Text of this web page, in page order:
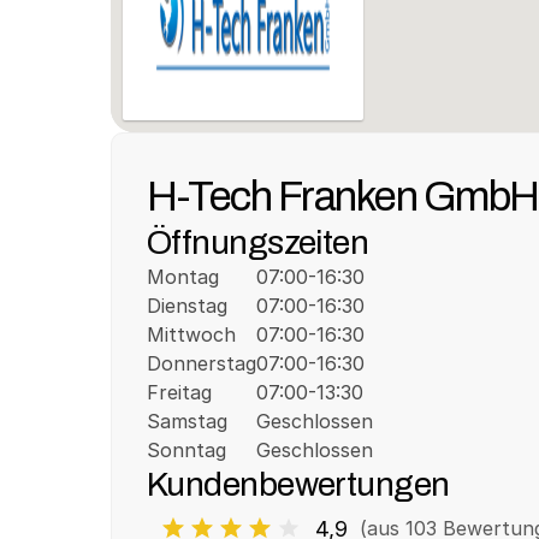
H-Tech Franken GmbH
Öffnungszeiten
Montag
Dienstag
Mittwoch
Donnerstag
Freitag
Samstag
Sonntag
07:00-16:30
07:00-16:30
07:00-16:30
07:00-16:30
07:00-13:30
Geschlossen
Geschlossen
Kundenbewertungen
4,9 (aus 103